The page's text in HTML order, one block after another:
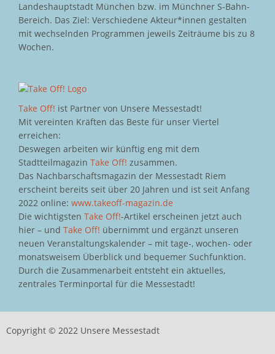
Landeshauptstadt München bzw. im Münchner S-Bahn-
Bereich. Das Ziel: Verschiedene Akteur*innen gestalten
mit wechselnden Programmen jeweils Zeiträume bis zu 8
Wochen.
Take Off! ist Partner von Unsere Messestadt!
Mit vereinten Kräften das Beste für unser Viertel
erreichen:
Deswegen arbeiten wir künftig eng mit dem
Stadtteilmagazin Take Off! zusammen.
Das Nachbarschaftsmagazin der Messestadt Riem
erscheint bereits seit über 20 Jahren und ist seit Anfang
2022 online: www.takeoff-magazin.de
Die wichtigsten Take Off!-Artikel erscheinen jetzt auch
hier – und Take Off! übernimmt und ergänzt unseren
neuen Veranstaltungskalender – mit tage-, wochen- oder
monatsweisem Überblick und bequemer Suchfunktion.
Durch die Zusammenarbeit entsteht ein aktuelles,
zentrales Terminportal für die Messestadt!
Copyright © 2022 Unsere Messestadt